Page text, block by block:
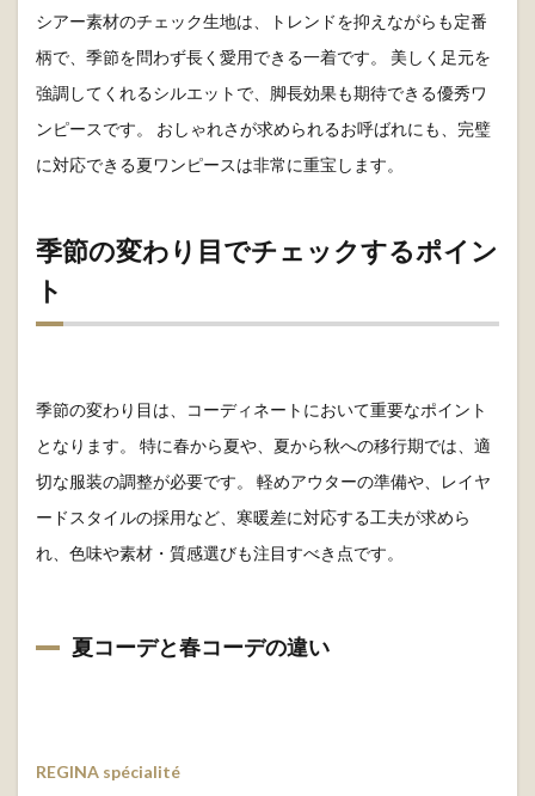
シアー素材のチェック生地は、トレンドを抑えながらも定番
柄で、季節を問わず長く愛用できる一着です。 美しく足元を
強調してくれるシルエットで、脚長効果も期待できる優秀ワ
ンピースです。 おしゃれさが求められるお呼ばれにも、完璧
に対応できる夏ワンピースは非常に重宝します。
季節の変わり目でチェックするポイン
ト
季節の変わり目は、コーディネートにおいて重要なポイント
となります。 特に春から夏や、夏から秋への移行期では、適
切な服装の調整が必要です。 軽めアウターの準備や、レイヤ
ードスタイルの採用など、寒暖差に対応する工夫が求めら
れ、色味や素材・質感選びも注目すべき点です。
夏コーデと春コーデの違い
REGINA spécialité